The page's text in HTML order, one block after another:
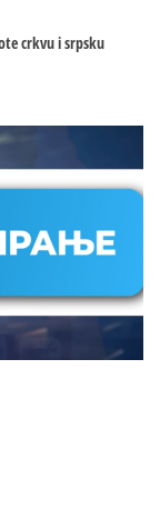
crkvu i srpsku